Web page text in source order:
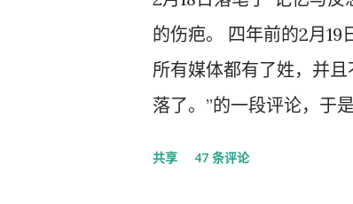
的伤疤。 四年前的2月19
所有媒体都有了姓，并
落了。”的一段评论，于
共享 47 条评论